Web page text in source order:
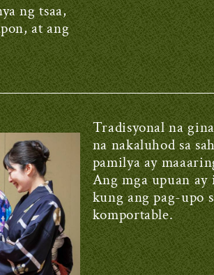
ng tsaa,
at ang
Tradisyonal na
na nakaluhod sa
pamilya ay
Ang mga upuan
kung ang pag-upo
komportable.